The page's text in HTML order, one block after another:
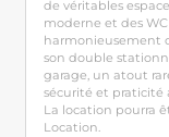
de véritables
moderne et des
harmonieusement
son double
garage, un atout
sécurité et praticité
La location pourra
Location.